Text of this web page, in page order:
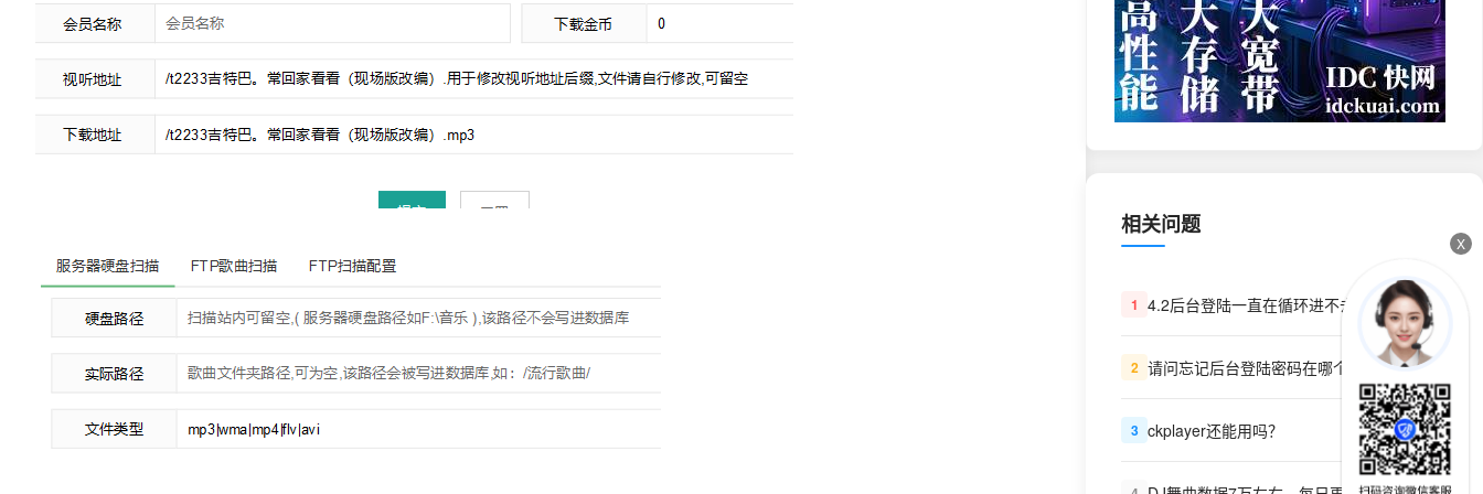
X
相关问题
1 4.2后台登陆一直在循环进不去是什么问题
2 请问忘记后台登陆密码在哪个文件修改？
3 ckplayer还能用吗？